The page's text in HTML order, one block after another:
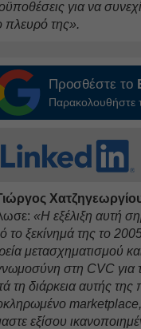
για να
πλευρό της».
Προσθέστε το
Παρακολουθήστε
«Η εξέλιξη αυτή
το ξεκίνημά της το
μετασχηματισμού
στη CVC για
τη διάρκεια αυτής της
marketplace,
εξίσου